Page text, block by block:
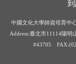
到
中國文化大學師資培育中
Address:臺北市11114陽
#43705